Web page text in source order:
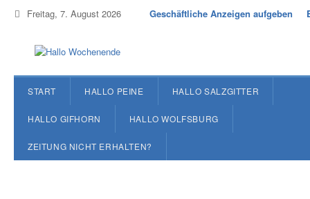
Freitag, 7. August 2026 Geschäftliche Anzeigen aufgeben
START HALLO PEINE HALLO SALZGITTER
HALLO GIFHORN HALLO WOLFSBURG
ZEITUNG NICHT ERHALTEN?